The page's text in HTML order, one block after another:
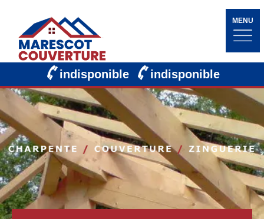
MENU
indisponible indisponible